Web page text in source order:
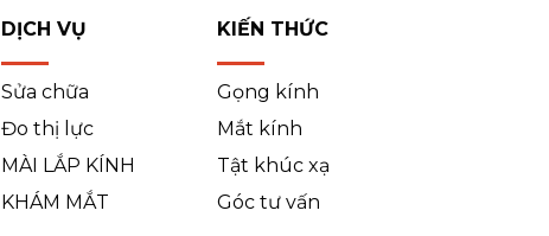
DỊCH VỤ
Sửa chữa
Đo thị lực
MÀI LẮP KÍNH
KHÁM MẮT
KIẾN THỨC
Gọng kính
Mắt kính
Tật khúc xạ
Góc tư vấn